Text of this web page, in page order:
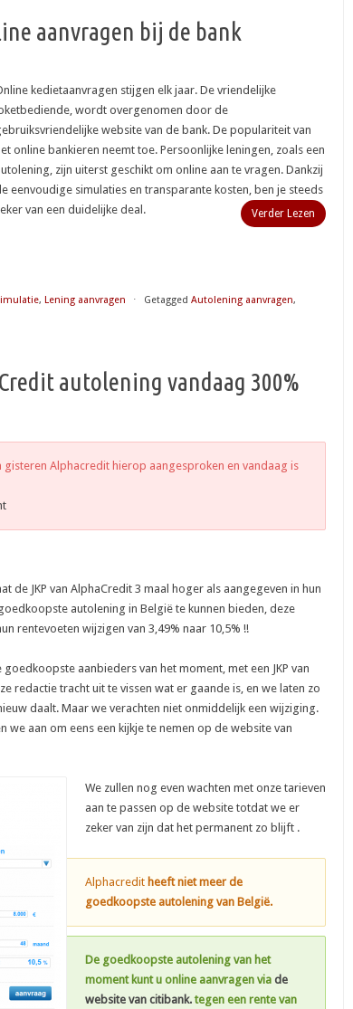
aanvragen bij de bank
kedietaanvragen stijgen elk jaar. De vriendelijke
wordt overgenomen door de
website van de bank. De populariteit van
online bankieren neemt toe. Persoonlijke leningen, zoals een
zijn uiterst geschikt om online aan te vragen. Dankzij
eenvoudige simulaties en transparante kosten, ben je steeds
van een duidelijke deal.
Verder Lezen
, Lening aanvragen ⋅ Getagged Autolening aanvragen,
autolening vandaag 300%
gisteren Alphacredit hierop aangesproken en vandaag is
de JKP van AlphaCredit 3 maal hoger als aangegeven in hun
autolening in België te kunnen bieden, deze
rentevoeten wijzigen van 3,49% naar 10,5% !!
aanbieders van het moment, met een JKP van
redactie tracht uit te vissen wat er gaande is, en we laten zo
daalt. Maar we verachten niet onmiddelijk een wijziging.
we aan om eens een kijkje te nemen op de website van
We zullen nog even wachten met onze tarieven
aan te passen op de website totdat we er
zeker van zijn dat het permanent zo blijft .
Alphacredit heeft niet meer de
goedkoopste autolening van België.
De goedkoopste autolening van het
momentkunt u online aanvragen via de
website van citibank.tegen een rente van